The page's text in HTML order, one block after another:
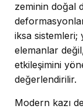
zeminin doğal
iksa sistemleri;
elemanlar
etkileşimini
değerlendirilir.
Modern kazı